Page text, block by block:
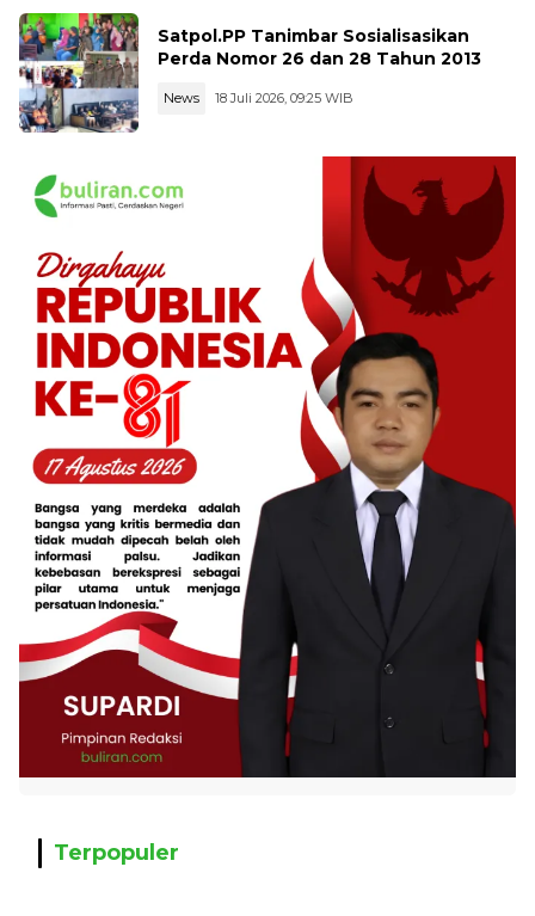
Satpol.PP Tanimbar Sosialisasikan
Perda Nomor 26 dan 28 Tahun 2013
News 18 Juli 2026, 09:25 WIB
Terpopuler